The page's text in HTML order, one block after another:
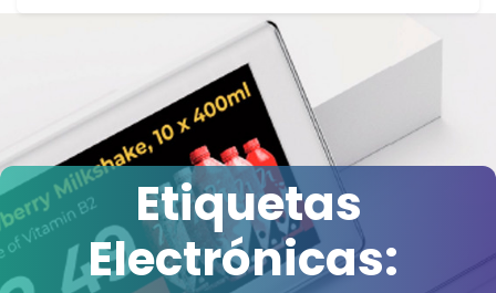
Etiquetas
Electrónicas: